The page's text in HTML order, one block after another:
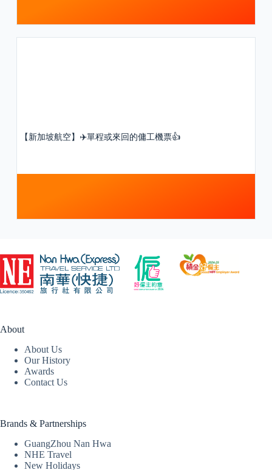
【新加坡航空】✈️單程或來回的傭工機票👍
About
About Us
Our History
Awards
Contact Us
Brands & Partnerships
GuangZhou Nan Hwa
NHE Travel
New Holidays